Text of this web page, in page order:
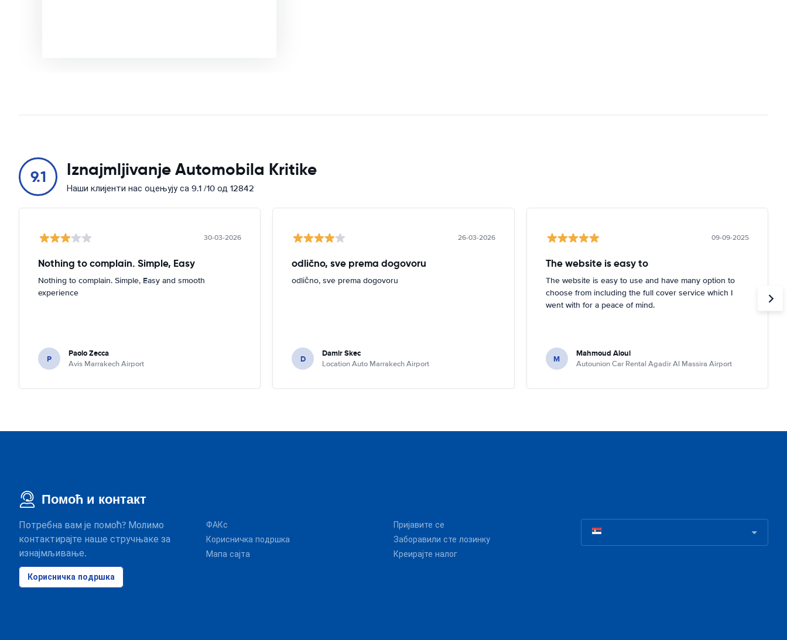
9.1 Iznajmljivanje Automobila Kritike
Наши клијенти нас оцењују са 9.1 /10 од 12842
30-03-2026
Nothing to complain. Simple, Easy
Nothing to complain. Simple, Easy and smooth
experience
P Paolo Zecca
Avis Marrakech Airport
26-03-2026
odlično, sve prema dogovoru
odlično, sve prema dogovoru
D Damir Skec
Location Auto Marrakech Airport
09-09-2025
The website is easy to
The website is easy to use and have many option to
choose from including the full cover service which I
went with for a peace of mind.
M Mahmoud Aloui
Autounion Car Rental Agadir Al Massira Airport
Помоћ и контакт
Потребна вам је помоћ? Молимо
контактирајте наше стручњаке за
изнајмљивање.
Корисничка подршка
ФАКс
Корисничка подршка
Мапа сајта
Пријавите се
Заборавили сте лозинку
Креирајте налог